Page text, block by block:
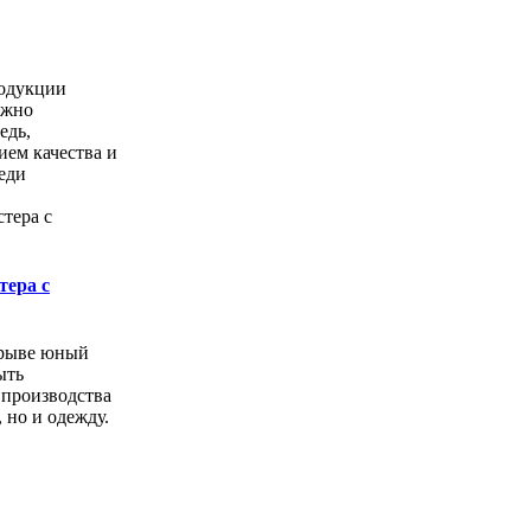
качества и
с
юный
но и одежду.